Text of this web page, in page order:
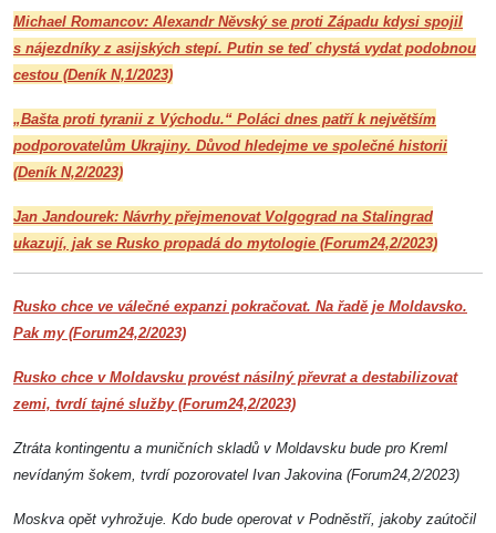
Michael Romancov: Alexandr Něvský se proti Západu kdysi spojil
s nájezdníky z asijských stepí. Putin se teď chystá vydat podobnou
cestou (Deník N,1/2023)
„Bašta proti tyranii z Východu.“ Poláci dnes patří k největším
podporovatelům Ukrajiny. Důvod hledejme ve společné historii
(Deník N,2/2023)
Jan Jandourek: Návrhy přejmenovat Volgograd na Stalingrad
ukazují, jak se Rusko propadá do mytologie (Forum24,2/2023)
Rusko chce ve válečné expanzi pokračovat. Na řadě je Moldavsko.
Pak my (Forum24,2/2023)
Rusko chce v Moldavsku provést násilný převrat a destabilizovat
zemi, tvrdí tajné služby (Forum24,2/2023)
Ztráta kontingentu a muničních skladů v Moldavsku bude pro Kreml
nevídaným šokem, tvrdí pozorovatel Ivan Jakovina (Forum24,2/2023)
Moskva opět vyhrožuje. Kdo bude operovat v Podněstří, jakoby zaútočil